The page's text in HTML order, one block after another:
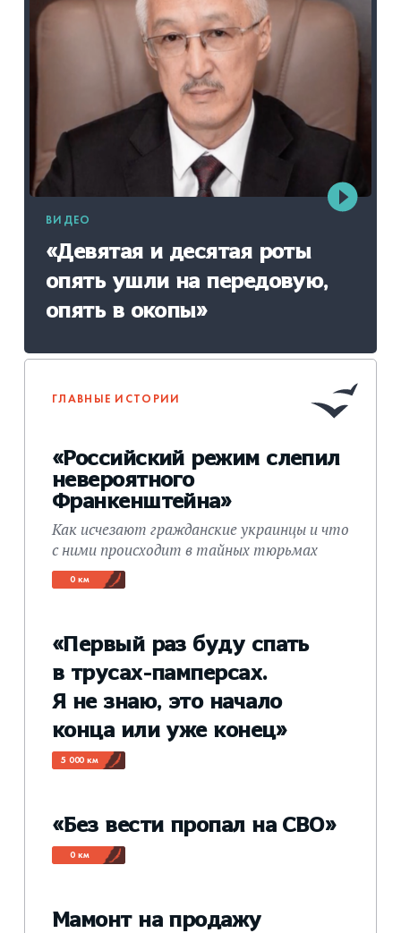
ВИДЕО
«Девятая и десятая роты
опять ушли на передовую,
опять в окопы»
ГЛАВНЫЕ ИСТОРИИ
«Российский режим слепил
невероятного
Франкенштейна»
Как исчезают гражданские украинцы и что
с ними происходит в тайных тюрьмах
0 км
«Первый раз буду спать
в трусах-памперсах.
Я не знаю, это начало
конца или уже конец»
5 000 км
«Без вести пропал на СВО»
0 км
Мамонт на продажу